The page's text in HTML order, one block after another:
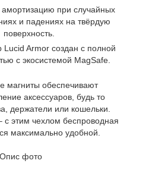
при случайных
и падениях на твёрдую
поверхность.
Lucid Armor создан с полной
с экосистемой MagSafe.
магниты обеспечивают
аксессуаров, будь то
держатели или кошельки.
с этим чехлом беспроводная
максимально удобной.